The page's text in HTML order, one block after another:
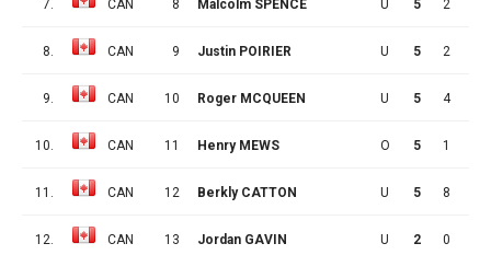
7. CAN 8 Malcolm SPENCE U 5 2
8. CAN 9 Justin POIRIER U 5 2
9. CAN 10 Roger MCQUEEN U 5 4
10. CAN 11 Henry MEWS O 5 1
11. CAN 12 Berkly CATTON U 5 8
12. CAN 13 Jordan GAVIN U 2 0